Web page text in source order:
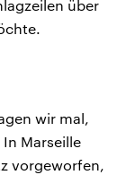
über
wir mal,
Marseille
vorgeworfen,